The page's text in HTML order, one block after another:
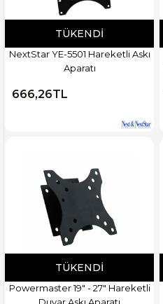
TÜKENDI
NextStar YE-5501 Hareketli Askı
Aparatı
666,26TL
TÜKENDI
Powermaster 19" - 27" Hareketli
Duvar Askı Aparatı